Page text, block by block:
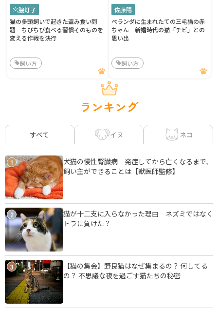
宮脇灯子
猫の多頭飼いで起きた盗み食い問
題 ちびちび食べる習慣そのものを
変える作戦を決行
飼い方
佐藤陽
ベランダに生まれたての三毛猫の赤
ちゃん 新婚時代の猫「チビ」との
思い出
飼い方
ランキング
すべて イヌ ネコ
1
犬猫の慢性腎臓病 発症してから亡くなるまで、
飼い主ができることは【獣医師監修】
2
猫が十二支に入らなかった理由 ネズミではなく
トラに負けた？
3
【猫の集会】野良猫はなぜ集まるの？ 何してる
の？ 不思議な夜を過ごす猫たちの秘密